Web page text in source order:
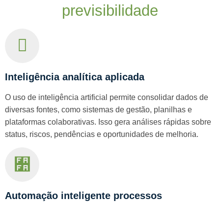
previsibilidade
Inteligência analítica aplicada
O uso de inteligência artificial permite consolidar dados de
diversas fontes, como sistemas de gestão, planilhas e
plataformas colaborativas. Isso gera análises rápidas sobre
status, riscos, pendências e oportunidades de melhoria.
Automação inteligente processos